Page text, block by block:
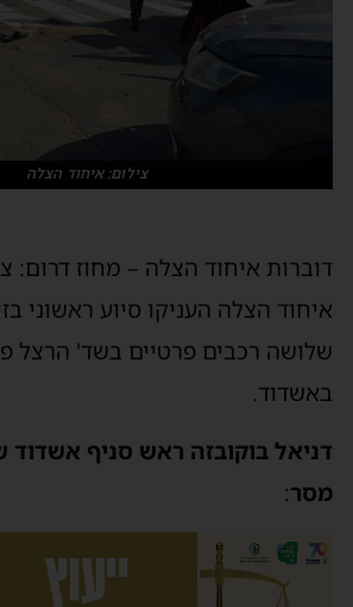
צילום: איחוד הצלה
דוברות איחוד הצלה – מחוז דרום:
איחוד הצלה העניקו סיוע ראשוני
שלושה רכבים פרטיים בשד' הרצל
באשדוד.
דניאל בוקובזה ראש סניף
מסר: